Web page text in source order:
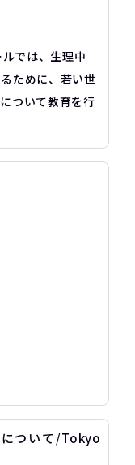
では、生理中
ために、若い世
ついて教育を行